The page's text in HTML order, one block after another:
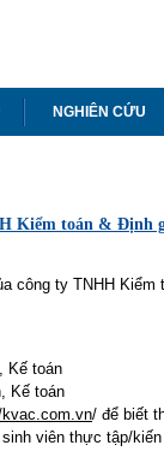
NGHIÊN CỨU
Kiểm toán & Định
công ty TNHH Kiểm
Kế toán
Kế toán
/ để biết
viên thực tập/